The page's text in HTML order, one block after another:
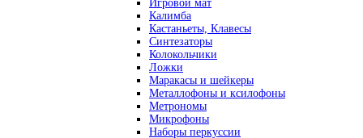
Игровой мат
Калимба
Кастаньеты, Клавесы
Синтезаторы
Колокольчики
Ложки
Маракасы и шейкеры
Металлофоны и ксилофоны
Метрономы
Микрофоны
Наборы перкуссии